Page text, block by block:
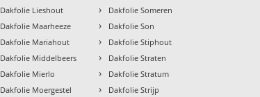
Dakfolie Lieshout
Dakfolie Maarheeze
Dakfolie Mariahout
Dakfolie Middelbeers
Dakfolie Mierlo
Dakfolie Moergestel
› Dakfolie Someren
› Dakfolie Son
› Dakfolie Stiphout
› Dakfolie Straten
› Dakfolie Stratum
› Dakfolie Strijp